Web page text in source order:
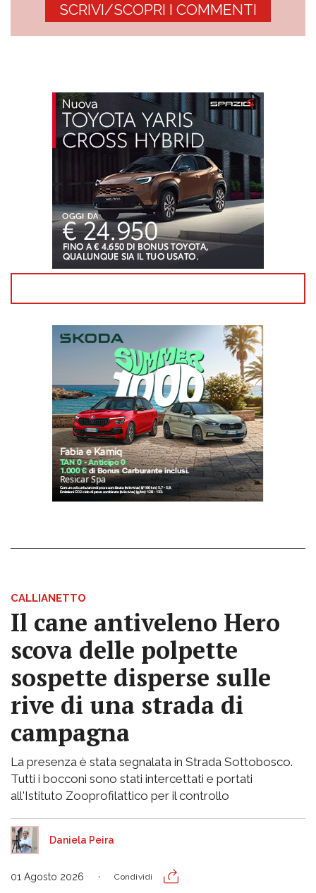
SCRIVI/SCOPRI I COMMENTI
CALLIANETTO
Il cane antiveleno Hero
scova delle polpette
sospette disperse sulle
rive di una strada di
campagna
La presenza è stata segnalata in Strada Sottobosco.
Tutti i bocconi sono stati intercettati e portati
all'Istituto Zooprofilattico per il controllo
Daniela Peira
01 Agosto 2026 Condividi